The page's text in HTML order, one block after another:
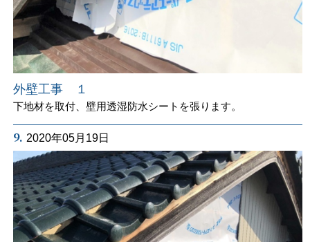
外壁工事 １
下地材を取付、壁用透湿防水シートを張ります。
9. 2020年05月19日